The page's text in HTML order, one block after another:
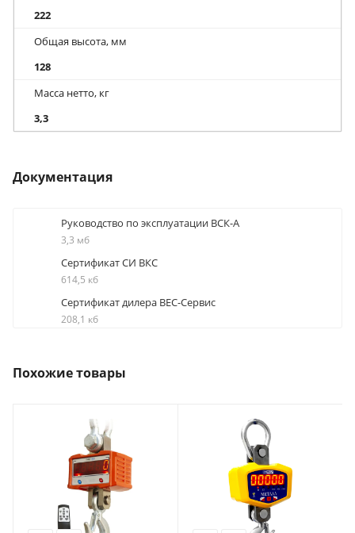
222
Общая высота, мм
128
Масса нетто, кг
3,3
Документация
Руководство по эксплуатации ВСК-А
3,3 мб
Сертификат СИ ВКС
614,5 кб
Сертификат дилера ВЕС-Сервис
208,1 кб
Похожие товары